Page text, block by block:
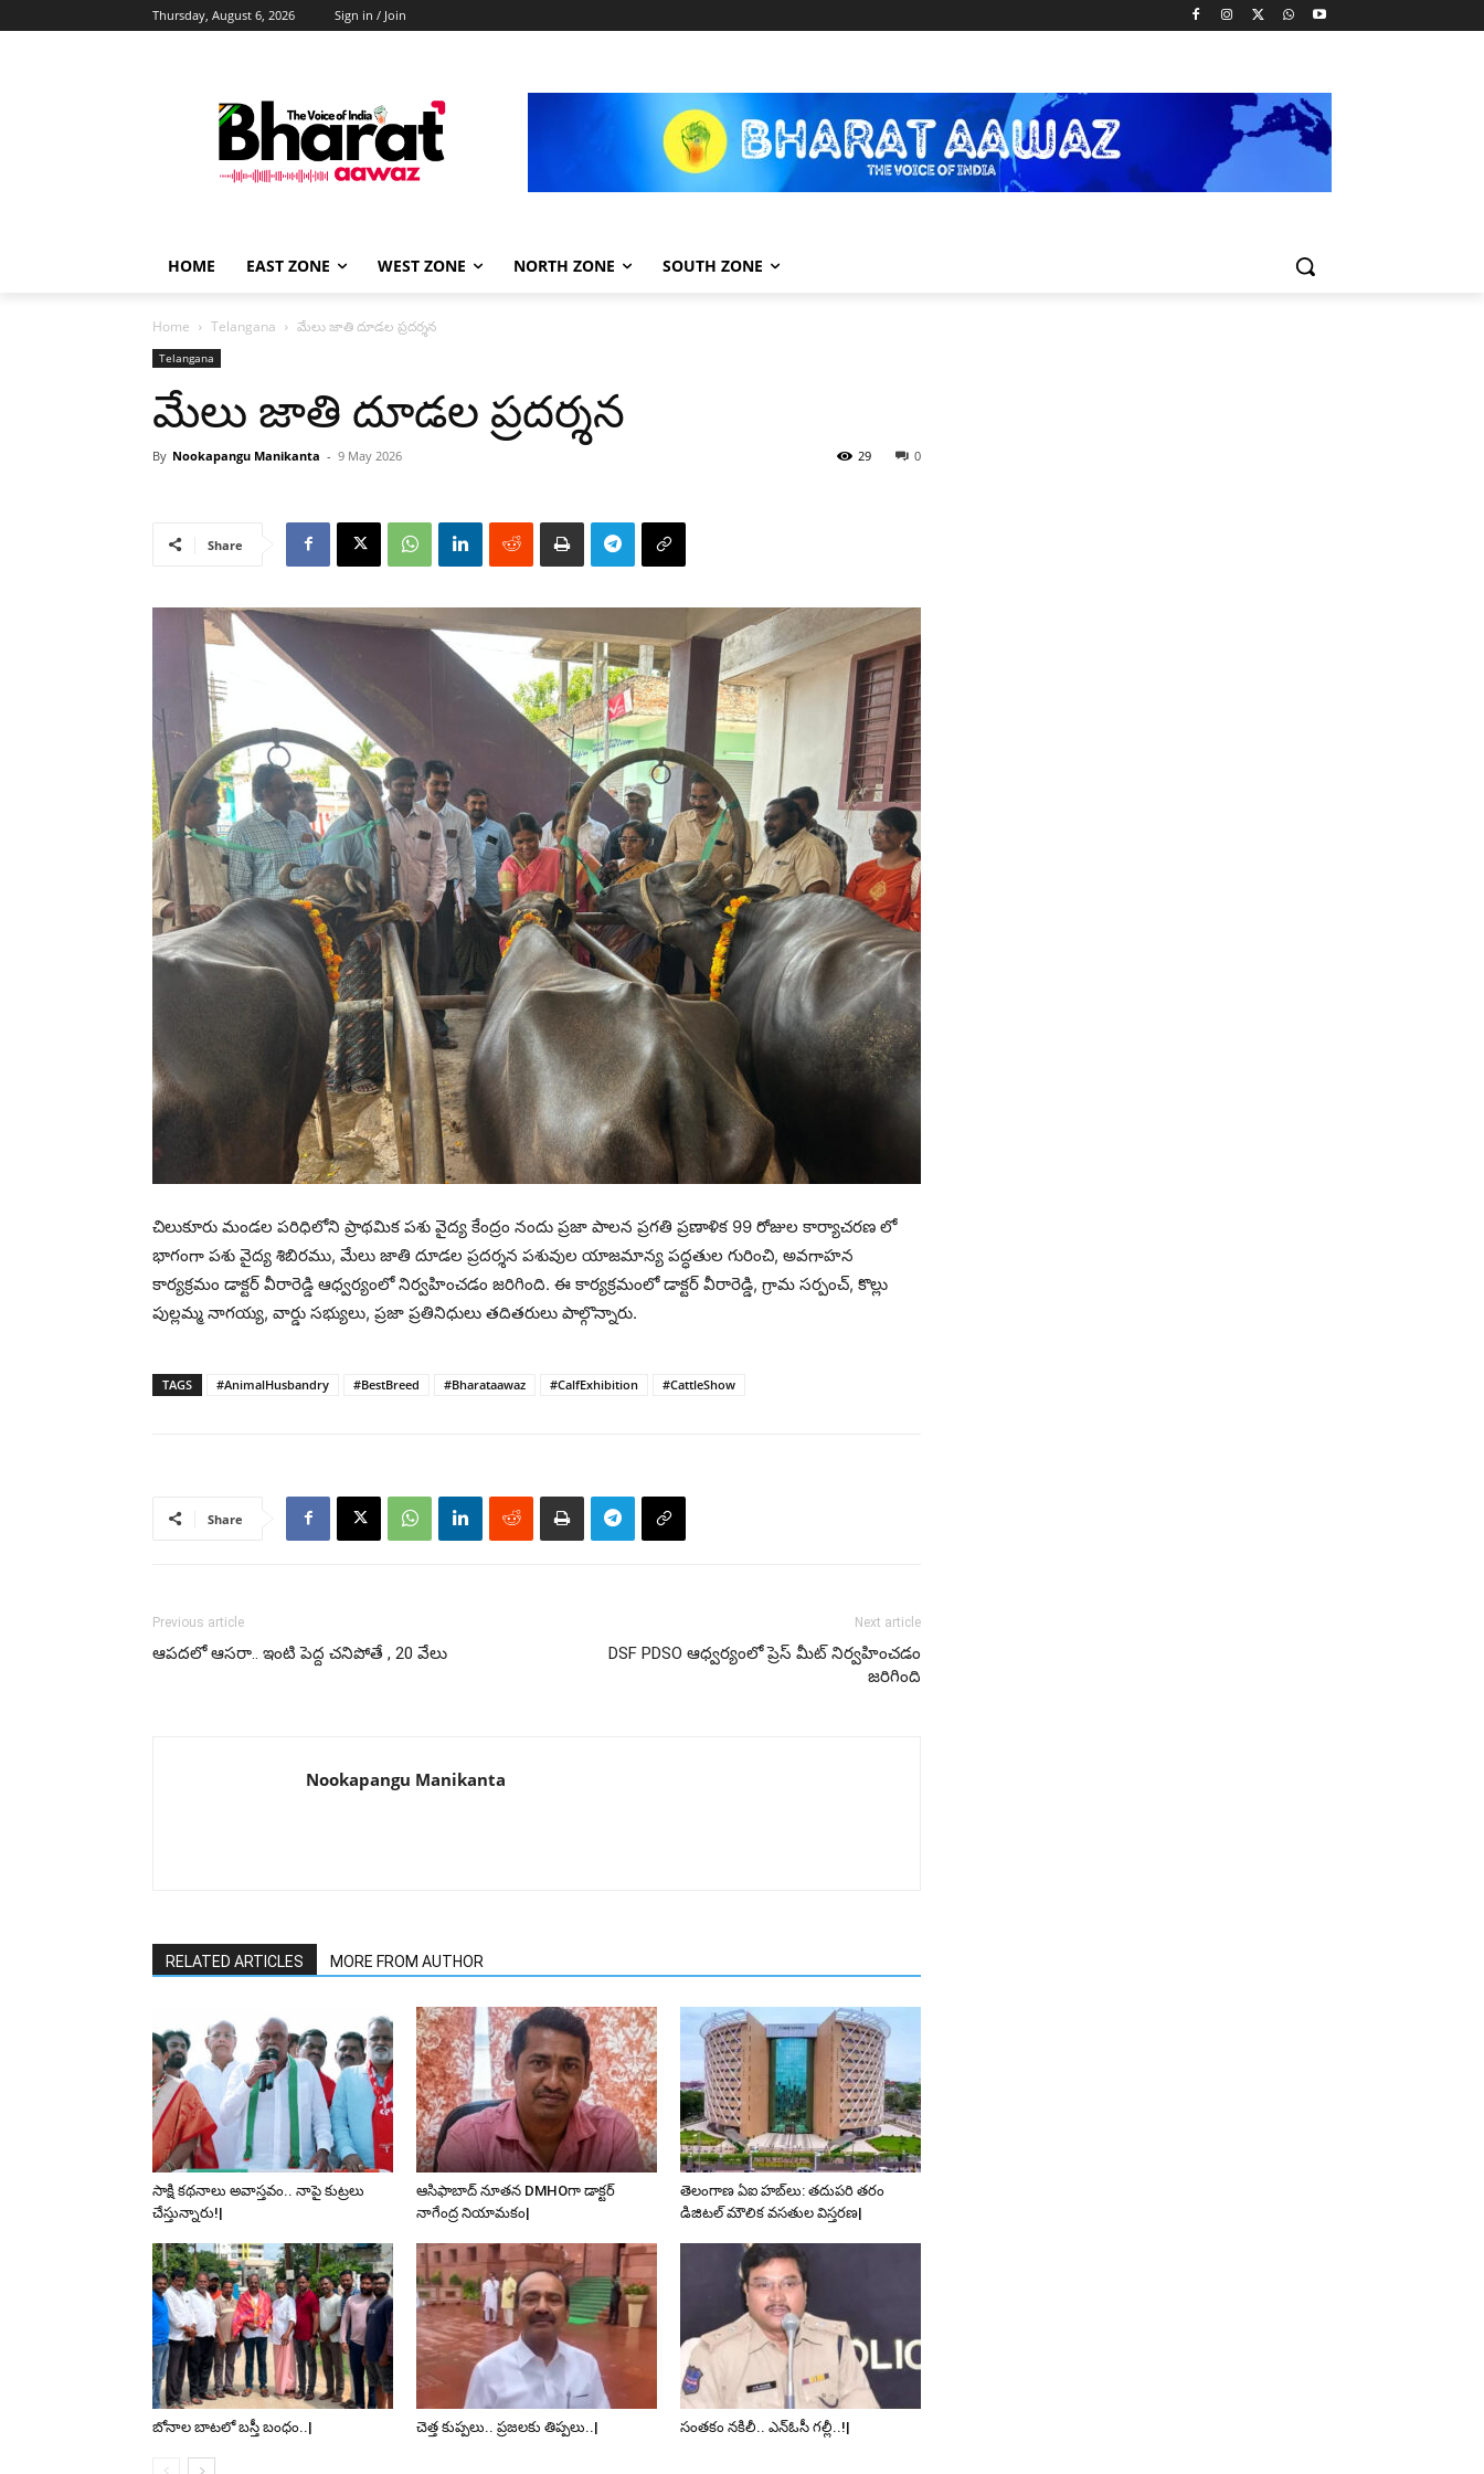
Thursday, August 6, 2026 Sign in / Join
HOME EAST ZONE WEST ZONE NORTH ZONE SOUTH ZONE
Home Telangana మేలు జాతి దూడల ప్రదర్శన
Telangana
మేలు జాతి దూడల ప్రదర్శన
By Nookapangu Manikanta - 9 May 2026 0
29
Share
చిలుకూరు మండల పరిధిలోని ప్రాథమిక పశు వైద్య కేంద్రం నందు ప్రజా పాలన ప్రగతి ప్రణాళిక 99 రోజుల కార్యాచరణ లో
భాగంగా పశు వైద్య శిబిరము, మేలు జాతి దూడల ప్రదర్శన పశువుల యాజమాన్య పద్ధతుల గురించి, అవగాహన
కార్యక్రమం డాక్టర్ వీరారెడ్డి ఆధ్వర్యంలో నిర్వహించడం జరిగింది. ఈ కార్యక్రమంలో డాక్టర్ వీరారెడ్డి, గ్రామ సర్పంచ్, కొల్లు
పుల్లమ్మ నాగయ్య, వార్డు సభ్యులు, ప్రజా ప్రతినిధులు తదితరులు పాల్గొన్నారు.
TAGS #AnimalHusbandry #BestBreed #Bharataawaz #CalfExhibition #CattleShow
Share
Previous article
ఆపదలో ఆసరా.. ఇంటి పెద్ద చనిపోతే , 20 వేలు
Next article
DSF PDSO ఆధ్వర్యంలో ప్రెస్ మీట్ నిర్వహించడం
జరిగింది
Nookapangu Manikanta
RELATED ARTICLES MORE FROM AUTHOR
సాక్షి కథనాలు అవాస్తవం.. నాపై కుట్రలు
చేస్తున్నారు!|
ఆసిఫాబాద్ నూతన DMHOగా డాక్టర్
నాగేంద్ర నియామకం|
తెలంగాణ ఏఐ హబ్‌లు: తదుపరి తరం
డిజిటల్ మౌలిక వసతుల విస్తరణ|
బోనాల బాటలో బస్తీ బంధం..| చెత్త కుప్పలు.. ప్రజలకు తిప్పలు..| సంతకం నకిలీ.. ఎన్‌ఓసీ గల్లీ..!|